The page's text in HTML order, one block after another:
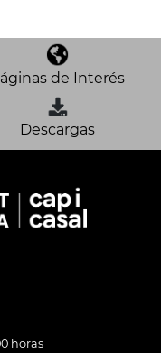
de Interés
Descargas
horas